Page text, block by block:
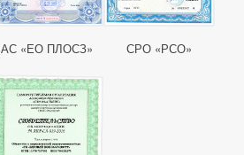
АС «ЕО ПЛОСЗ» СРО «РСО»